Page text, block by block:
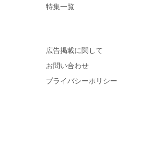
特集一覧
広告掲載に関して
お問い合わせ
プライバシーポリシー